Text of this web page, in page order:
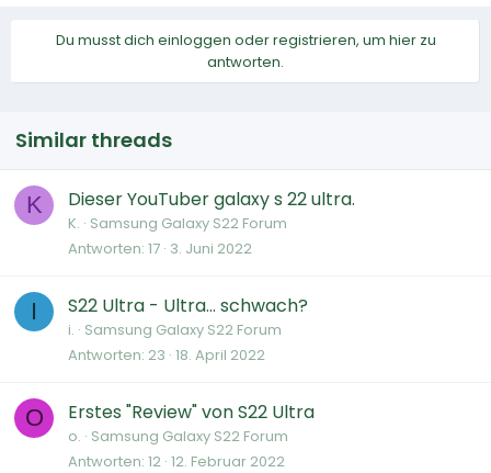
Du musst dich einloggen oder registrieren, um hier zu
antworten.
Similar threads
K Dieser YouTuber galaxy s 22 ultra.
K. Samsung Galaxy S22 Forum
Antworten 17 3. Juni 2022
I S22 Ultra - Ultra... schwach?
i. Samsung Galaxy S22 Forum
Antworten 23 18. April 2022
O Erstes "Review" von S22 Ultra
o. Samsung Galaxy S22 Forum
Antworten 12 12. Februar 2022